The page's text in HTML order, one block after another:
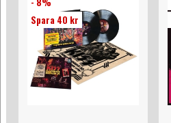
Spara 40 kr